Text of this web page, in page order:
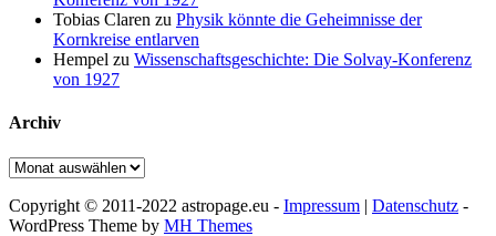
Tobias Claren zu Physik könnte die Geheimnisse der
Kornkreise entlarven
Hempel zu Wissenschaftsgeschichte: Die Solvay-Konferenz
von 1927
Archiv
Archiv
Copyright © 2011-2022 astropage.eu - Impressum | Datenschutz -
WordPress Theme by MH Themes